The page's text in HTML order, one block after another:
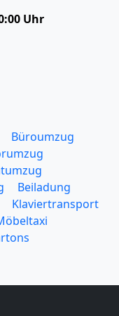
Uhr
Büroumzug
Beiladung
Klaviertransport